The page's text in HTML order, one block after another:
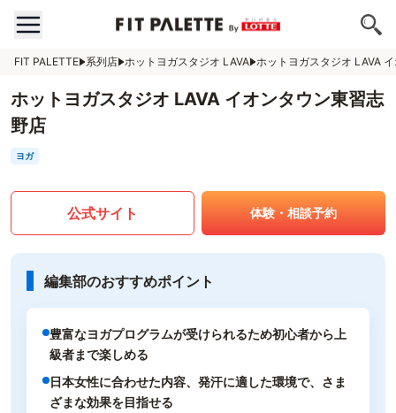
FIT PALETTE 系列店 ホットヨガスタジオ LAVA ホットヨガスタジオ LAVA
ホットヨガスタジオ LAVA イオンタウン東習志
野店
ヨガ
公式サイト 体験・相談予約
編集部のおすすめポイント
豊富なヨガプログラムが受けられるため初心者から上
級者まで楽しめる
日本女性に合わせた内容、発汗に適した環境で、さま
ざまな効果を目指せる